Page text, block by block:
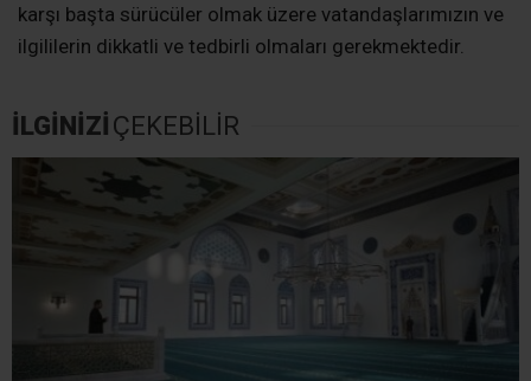
karşı başta sürücüler olmak üzere vatandaşlarımızın ve
ilgililerin dikkatli ve tedbirli olmaları gerekmektedir.
İLGİNİZİ ÇEKEBİLİR